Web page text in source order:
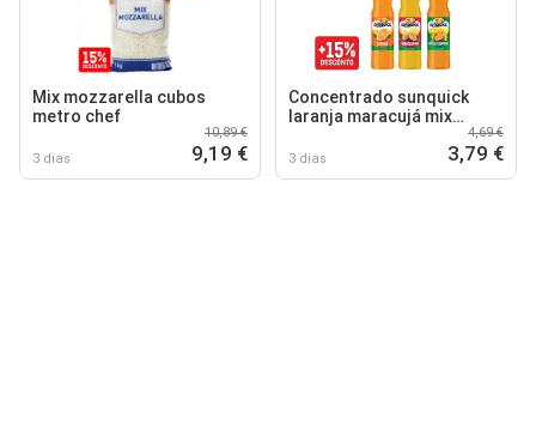
Mix mozzarella cubos
metro chef
3 dias
10,89 €
9,19 €
Concentrado sunquick
laranja maracujá mix
3 dias
4,69 €
3,79 €